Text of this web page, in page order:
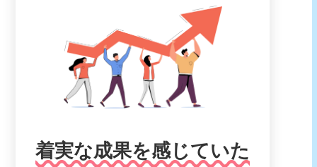
着実な成果を感じていた